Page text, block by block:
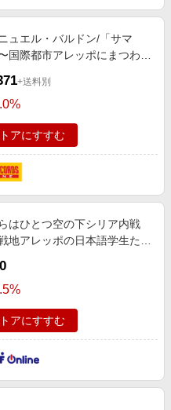
ュエル・バルドン/「サマ
国際都市アレッポにまつわる
+送料別
アにすすむ
はひとつ空の下シリア内戦
地アレッポの日本語学生たち
アにすすむ